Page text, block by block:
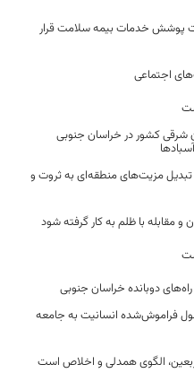
پوشش خدمات بیمه سلامت قرار
اجتماعی
شرقی کشور در خراسان جنوبی
مزیت‌های منطقه‌ای به ثروت و
مقابله با ظلم به کار گرفته شود
فراموش‌شده انسانیت به جامعه
الگوی همدلی و اخلاص است